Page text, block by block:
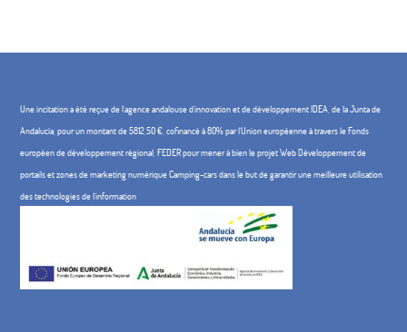
Une incitation a été reçue de l'agence andalouse d'innovation et de développement IDEA, de la Junta de
Andalucía, pour un montant de 5812,50 €, cofinancé à 80% par l'Union européenne à travers le Fonds
européen de développement régional, FEDER pour mener à bien le projet Web Développement de
portails et zones de marketing numérique Camping-cars dans le but de garantir une meilleure utilisation
des technologies de l'information